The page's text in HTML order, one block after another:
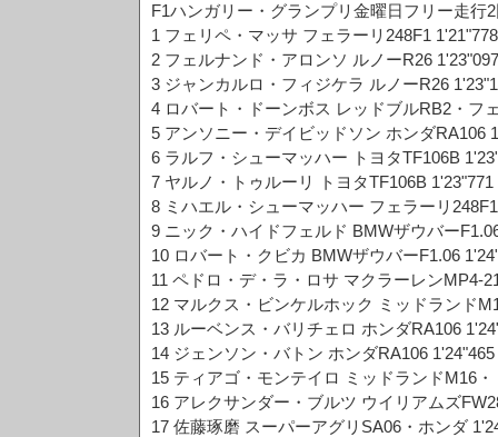
F1ハンガリー・グランプリ金曜日フリー走行
1 フェリペ・マッサ フェラーリ248F1
2 フェルナンド・アロンソ ルノーR26
3 ジャンカルロ・フィジケラ ルノーR26
4 ロバート・ドーンボス レッドブルRB2・フ
5 アンソニー・デイビッドソン ホンダRA106
6 ラルフ・シューマッハー トヨタTF106B
7 ヤルノ・トゥルーリ トヨタTF106B 1'23"771
8 ミハエル・シューマッハー フェラーリ
9 ニック・ハイドフェルド BMWザウバー
10 ロバート・クビカ BMWザウバーF1.06
11 ペドロ・デ・ラ・ロサ マクラーレンMP4-
12 マルクス・ビンケルホック ミッドランド
13 ルーベンス・バリチェロ ホンダRA106
14 ジェンソン・バトン ホンダRA106 1'24"465
15 ティアゴ・モンテイロ ミッドランドM16・
16 アレクサンダー・ブルツ ウイリアムズ
17 佐藤琢磨 スーパーアグリSA06・ホンダ